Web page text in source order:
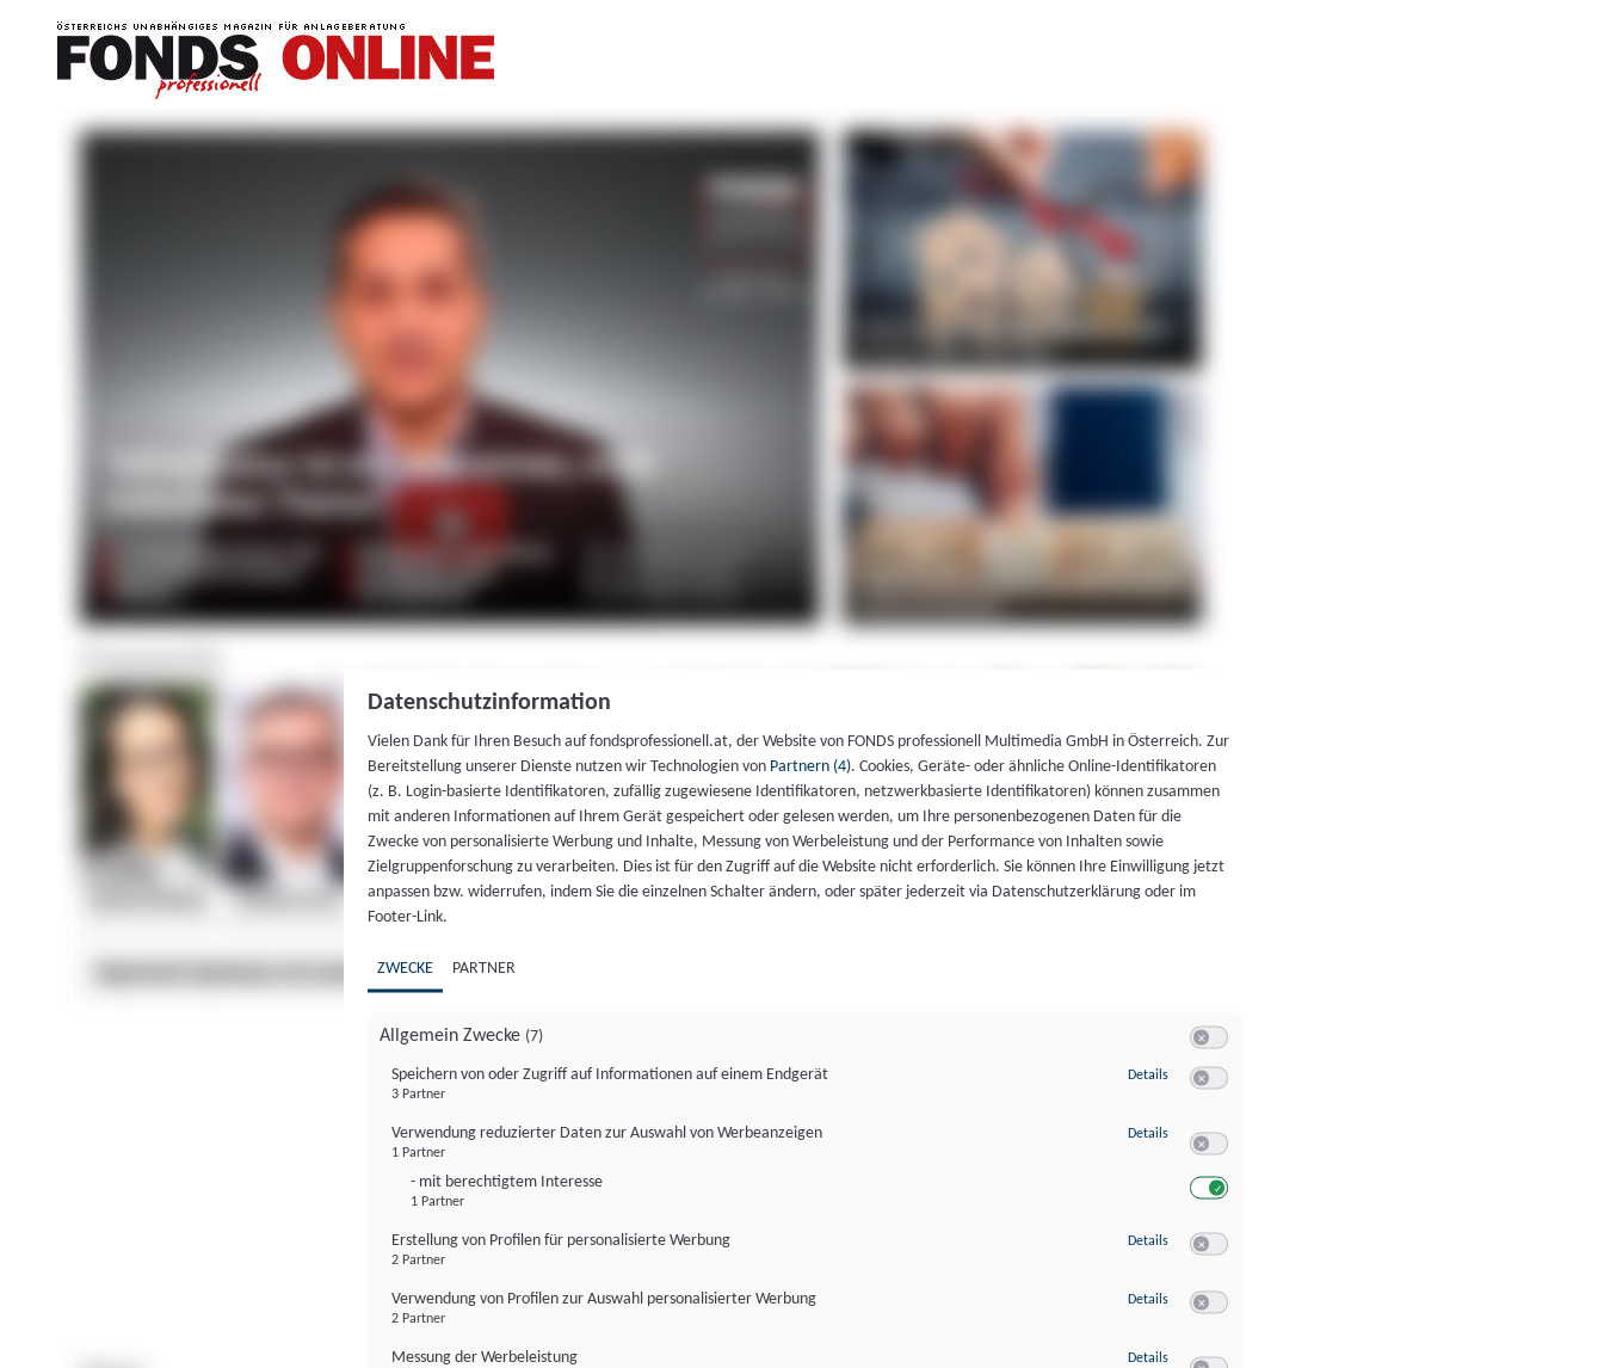
Datenschutzinformation
Vielen Dank für Ihren Besuch auf fondsprofessionell.at, der Website von FONDS professionell Multimedia GmbH in Österreich. Zur
Bereitstellung unserer Dienste nutzen wir Technologien von Partnern (4). Cookies, Geräte- oder ähnliche Online-Identifikatoren
(z. B. Login-basierte Identifikatoren, zufällig zugewiesene Identifikatoren, netzwerkbasierte Identifikatoren) können zusammen
mit anderen Informationen auf Ihrem Gerät gespeichert oder gelesen werden, um Ihre personenbezogenen Daten für die
Zwecke von personalisierte Werbung und Inhalte, Messung von Werbeleistung und der Performance von Inhalten sowie
Zielgruppenforschung zu verarbeiten. Dies ist für den Zugriff auf die Website nicht erforderlich. Sie können Ihre Einwilligung jetzt
anpassen bzw. widerrufen, indem Sie die einzelnen Schalter ändern, oder später jederzeit via Datenschutzerklärung oder im
Footer-Link.
ZWECKE PARTNER
Allgemein Zwecke (7)
Speichern von oder Zugriff auf Informationen auf einem Endgerät
3 Partner
Details zu Speichern von oder Zugriff auf Informationen auf einem Endgerät
Verwendung reduzierter Daten zur Auswahl von Werbeanzeigen
1 Partner
- mit berechtigtem Interesse
1 Partner
Details zu Verwendung reduzierter Daten zur Auswahl von Werbeanzeigen
Erstellung von Profilen für personalisierte Werbung
2 Partner
Details zu Erstellung von Profilen für personalisierte Werbung
Verwendung von Profilen zur Auswahl personalisierter Werbung
2 Partner
Details zu Verwendung von Profilen zur Auswahl personalisierter Werbung
Messung der Werbeleistung
Details zu Messung der Werbeleistung